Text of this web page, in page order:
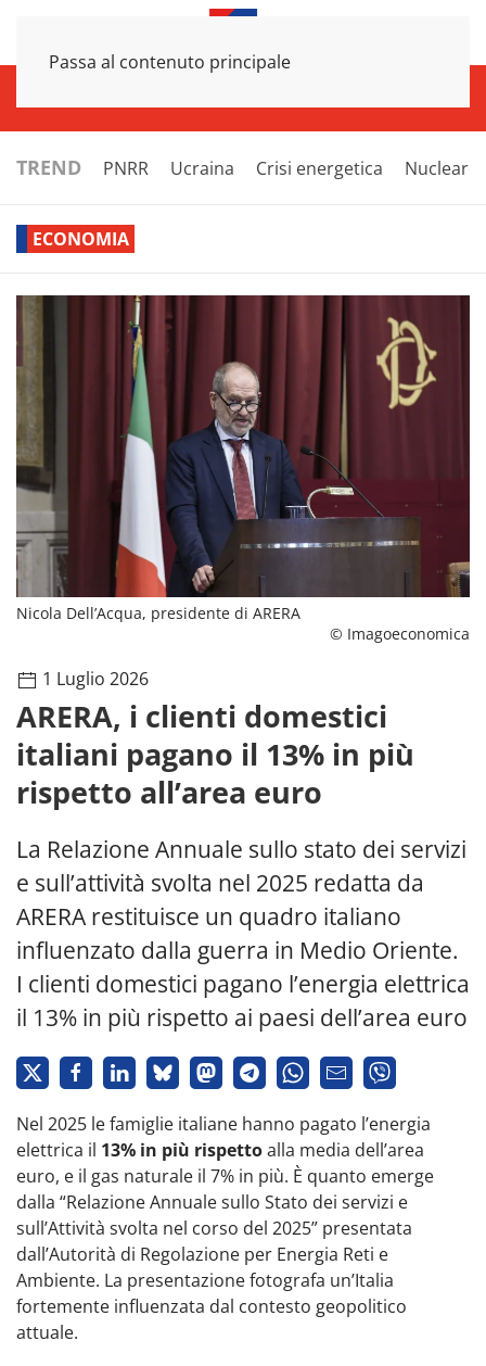
Passa al contenuto principale
TREND PNRR Ucraina Crisi energetica Nucleare
ECONOMIA
Nicola Dell’Acqua, presidente di ARERA
© Imagoeconomica
1 Luglio 2026
ARERA, i clienti domestici
italiani pagano il 13% in più
rispetto all’area euro
La Relazione Annuale sullo stato dei servizi
e sull’attività svolta nel 2025 redatta da
ARERA restituisce un quadro italiano
influenzato dalla guerra in Medio Oriente.
I clienti domestici pagano l’energia elettrica
il 13% in più rispetto ai paesi dell’area euro
Nel 2025 le famiglie italiane hanno pagato l’energia
elettrica il 13% in più rispettoalla media dell’area
euro, e il gas naturale il 7% in più. È quanto emerge
dalla “Relazione Annuale sullo Stato dei servizi e
sull’Attività svolta nel corso del 2025” presentata
dall’Autorità di Regolazione per Energia Reti e
Ambiente. La presentazione fotografa un’Italia
fortemente influenzata dal contesto geopolitico
attuale.